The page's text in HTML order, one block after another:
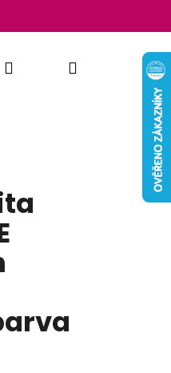
Nábytek
PřihlášeníNákupní
Následující